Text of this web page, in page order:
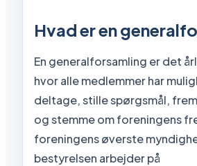
Hvad er en
En generalforsamling er det
hvor alle medlemmer har
deltage, stille spørgsmål,
og stemme om foreningens
foreningens øverste
bestyrelsen arbejder på